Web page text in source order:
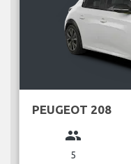
PEUGEOT 208
group
5